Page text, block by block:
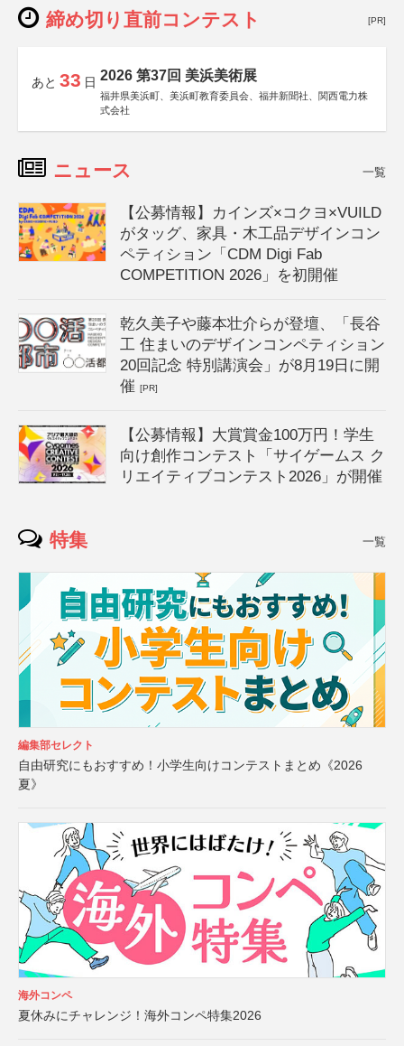
締め切り直前コンテスト [PR]
あと 33 日 2026 第37回 美浜美術展
福井県美浜町、美浜町教育委員会、福井新聞社、関西電力株
式会社
ニュース 一覧
【公募情報】カインズ×コクヨ×VUILD
がタッグ、家具・木工品デザインコン
ペティション「CDM Digi Fab
COMPETITION 2026」を初開催
乾久美子や藤本壮介らが登壇、「長谷
工 住まいのデザインコンペティション
20回記念 特別講演会」が8月19日に開
催[PR]
【公募情報】大賞賞金100万円！学生
向け創作コンテスト「サイゲームス ク
リエイティブコンテスト2026」が開催
特集 一覧
編集部セレクト
自由研究にもおすすめ！小学生向けコンテストまとめ《2026
夏》
海外コンペ
夏休みにチャレンジ！海外コンペ特集2026